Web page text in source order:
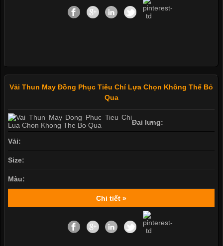
Vải Thun May Đồng Phục Tiêu Chí Lựa Chọn Không Thể Bỏ
Qua
Đai lưng:
Vải:
Size:
Màu:
Chi tiết »